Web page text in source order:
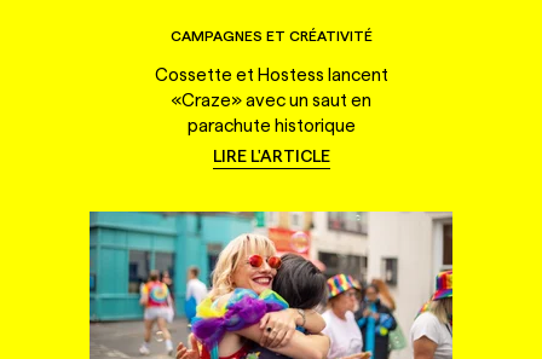
CAMPAGNES ET CRÉATIVITÉ
Cossette et Hostess lancent
«Craze» avec un saut en
parachute historique
LIRE L'ARTICLE